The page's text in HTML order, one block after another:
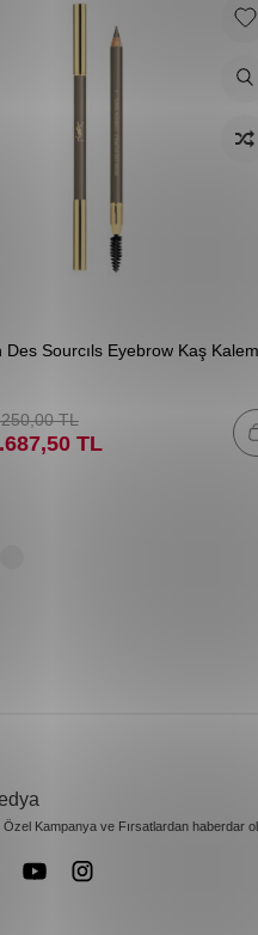
Des Sourcıls Eyebrow Kaş
TL
TL
Kampanya ve Fırsatlardan haberdar